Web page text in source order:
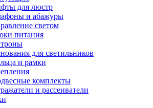
для люстр
и абажуры
светом
питания
для светильников
и рамки
комплекты
и рассеиватели